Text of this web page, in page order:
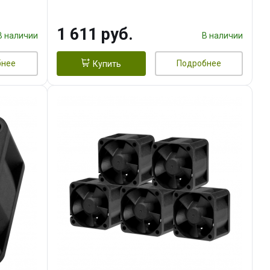
наличии 1 611 руб. В наличии
Купить Подробнее